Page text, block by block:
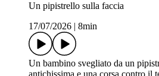
Un pipistrello sulla faccia
17/07/2026
8min
Un bambino svegliato da un